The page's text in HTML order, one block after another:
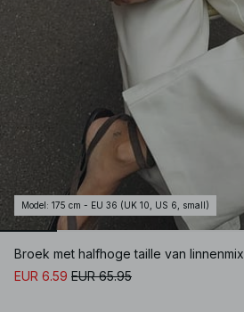
Model : 175 cm - EU 36 (UK 10, US 6, small)
Broek met halfhoge taille van linnenmix
EUR 6.59 EUR 65.95